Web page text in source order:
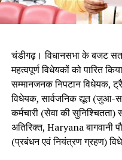
चंडीगढ़। विधानसभा के बजट
महत्वपूर्ण विधेयकों को पारित
सम्मानजनक निपटान विधेयक,
विधेयक, सार्वजनिक द्यूत (जुआ-
कर्मचारी (सेवा की
अतिरिक्त, Haryana बागवानी
(प्रबंधन एवं नियंत्रण ग्रहण)